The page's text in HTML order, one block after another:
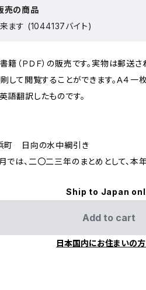
売の商品
ます (1044137バイト)
（ＰＤＦ）の販売です。実物は郵送さ
して閲覧することができます。Ａ４一
翻訳したものです。
町 日向の水中綱引き
では、二〇二三年のまとめとして、本
Ship to Japan
Add to cart
日本国内にお住まいの